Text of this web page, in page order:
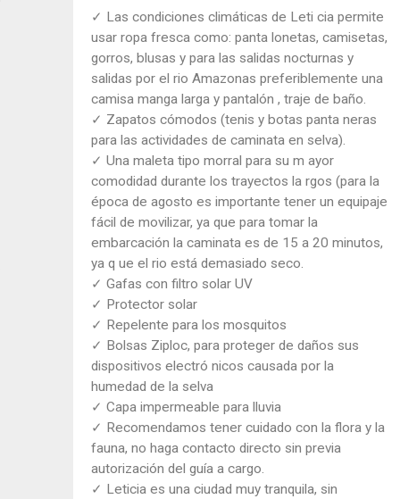
✓ Las condiciones climáticas de Leti cia permite
usar ropa fresca como: panta lonetas, camisetas,
gorros, blusas y para las salidas nocturnas y
salidas por el rio Amazonas preferiblemente una
camisa manga larga y pantalón , traje de baño.
✓ Zapatos cómodos (tenis y botas panta neras
para las actividades de caminata en selva).
✓ Una maleta tipo morral para su m ayor
comodidad durante los trayectos la rgos (para la
época de agosto es importante tener un equipaje
fácil de movilizar, ya que para tomar la
embarcación la caminata es de 15 a 20 minutos,
ya q ue el rio está demasiado seco.
✓ Gafas con filtro solar UV
✓ Protector solar
✓ Repelente para los mosquitos
✓ Bolsas Ziploc, para proteger de daños sus
dispositivos electró nicos causada por la
humedad de la selva
✓ Capa impermeable para lluvia
✓ Recomendamos tener cuidado con la flora y la
fauna, no haga contacto directo sin previa
autorización del guía a cargo.
✓ Leticia es una ciudad muy tranquila, sin